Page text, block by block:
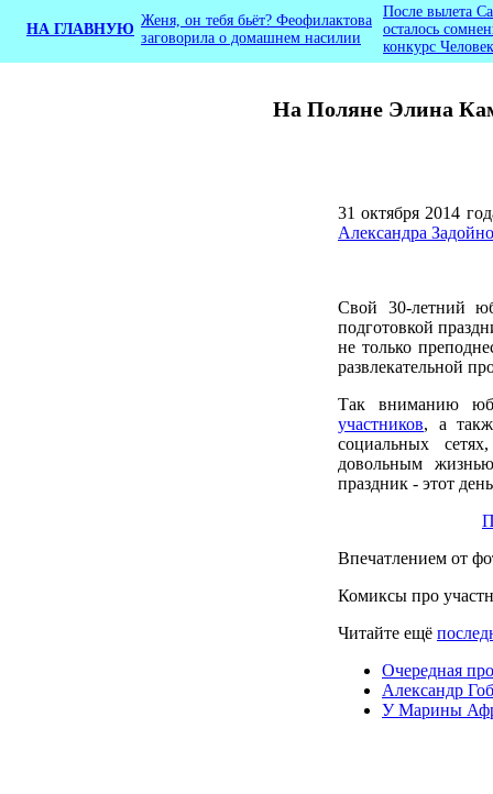
На Поляне Элина
НА ГЛАВНУЮ
Женя, он тебя бьёт? Феофилактова
заговорила о домашнем насилии
После вылета
осталось
конкурс
31 октября 2014
Александра
Свой 30-летний
подготовкой
не только
развлекательной
Так вниманию
участников, а
социальных
довольным
праздник - этот
Впечатлением от
Комиксы про
Читайте ещё
Очередная
Александр
У Марины